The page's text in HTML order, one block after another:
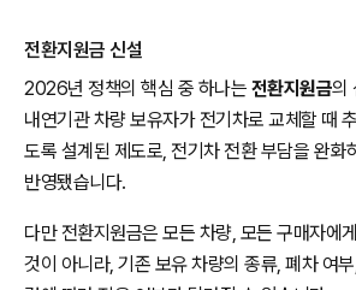
전환지원금 신설
2026년 정책의 핵심 중 하나는 전환지원금의
내연기관 차량 보유자가 전기차로 교체할 때
도록 설계된 제도로, 전기차 전환 부담을 완화
반영됐습니다.
다만 전환지원금은 모든 차량, 모든 구매자에
것이 아니라, 기존 보유 차량의 종류, 폐차 여